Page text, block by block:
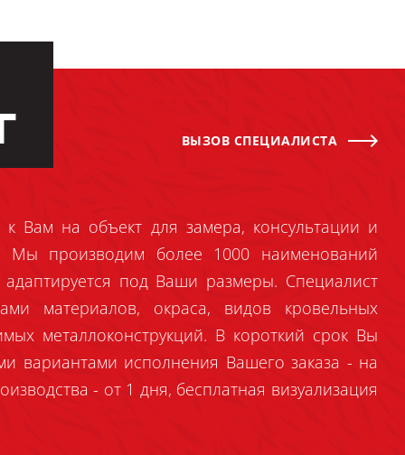
ВЫЗОВ СПЕЦИАЛИСТА
Вам на объект для замера, консультации и
Мы производим более 1000 наименований
под Ваши размеры. Специалист
материалов, окраса, видов кровельных
металлоконструкций. В короткий срок Вы
вариантами исполнения Вашего заказа - на
- от 1 дня, бесплатная визуализация